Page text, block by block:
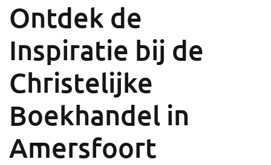
Ontdek de
Inspiratie bij de
Christelijke
Boekhandel in
Amersfoort